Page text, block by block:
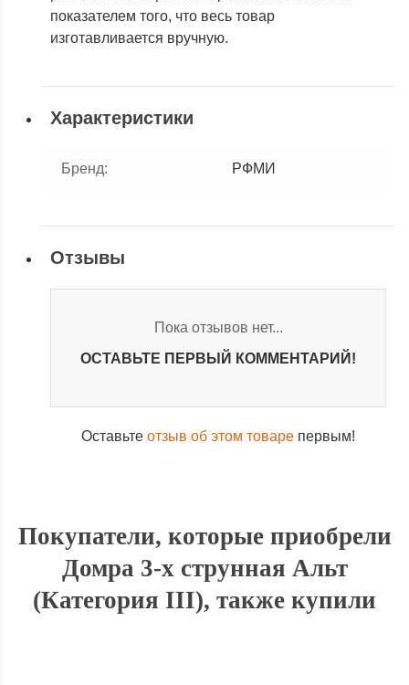
показателем того, что весь товар
изготавливается вручную.
Характеристики
Бренд: РФМИ
Отзывы
Пока отзывов нет...
ОСТАВЬТЕ ПЕРВЫЙ КОММЕНТАРИЙ!
Оставьте отзыв об этом товаре первым!
Покупатели, которые приобрели
Домра 3-х струнная Альт
(Категория III), также купили